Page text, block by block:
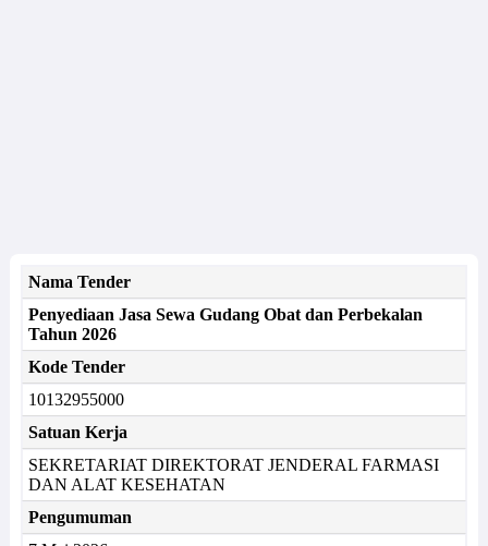
Nama Tender
Penyediaan Jasa Sewa Gudang Obat dan Perbekalan
Tahun 2026
Kode Tender
10132955000
Satuan Kerja
SEKRETARIAT DIREKTORAT JENDERAL FARMASI
DAN ALAT KESEHATAN
Pengumuman